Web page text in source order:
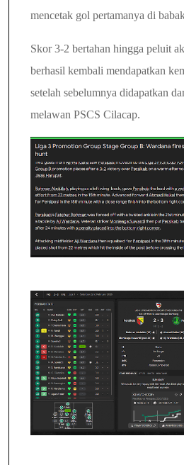
mencetak gol pertamanya di
Skor 3-2 bertahan hingga peluit
berhasil kembali mendapatkan
setelah sebelumnya didapatkan
melawan PSCS Cilacap.